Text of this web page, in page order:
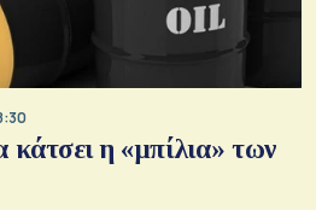
η «μπίλια» των